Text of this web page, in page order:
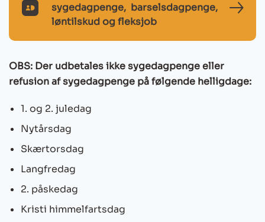
MitId
Ikon
sygedagpenge, barselsdagpenge,
løntilskud og fleksjob
OBS: Der udbetales ikke sygedagpenge eller
refusion af sygedagpenge på følgende helligdage:
1. og 2. juledag
Nytårsdag
Skærtorsdag
Langfredag
2. påskedag
Kristi himmelfartsdag